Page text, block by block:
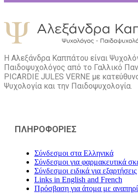
Η Αλεξάνδρα Καππάτου είναι
Παιδοψυχολόγος από το Γαλλικό
PICARDIE JULES VERNE με
Ψυχολογία και την Παιδοψυχολογία.
ΠΛΗΡΟΦΟΡΙΕΣ
Σύνδεσμοι στα Ελληνικά
Σύνδεσμοι για φαρμακευτικά
Σύνδεσμοι ειδικά για εξαρτήσεις
Links in English and French
Πρόσβαση για άτομα με